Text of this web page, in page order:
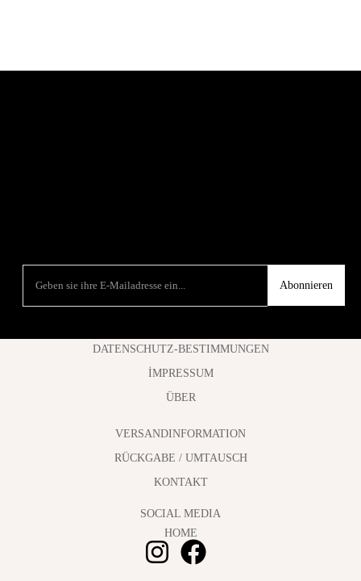
Abonnieren
DATENSCHUTZ-BESTIMMUNGEN
İMPRESSUM
ÜBER
VERSANDINFORMATION
RÜCKGABE / UMTAUSCH
KONTAKT
SOCIAL MEDIA
HOME